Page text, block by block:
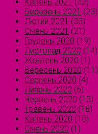
Березень 2021 (23)
Лютий 2021 (33)
Січень 2021 (21)
Грудень 2020 (19)
Листопад 2020 (14)
Жовтень 2020 (1)
Вересень 2020 (11)
Серпень 2020 (4)
Липень 2020 (6)
Червень 2020 (13)
Травень 2020 (18)
Квітень 2020 (10)
Січень 2020 (1)